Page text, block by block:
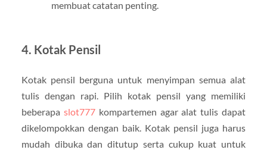
membuat catatan penting.
4. Kotak Pensil
Kotak pensil berguna untuk menyimpan semua alat
tulis dengan rapi. Pilih kotak pensil yang memiliki
beberapa slot777kompartemen agar alat tulis dapat
dikelompokkan dengan baik. Kotak pensil juga harus
mudah dibuka dan ditutup serta cukup kuat untuk